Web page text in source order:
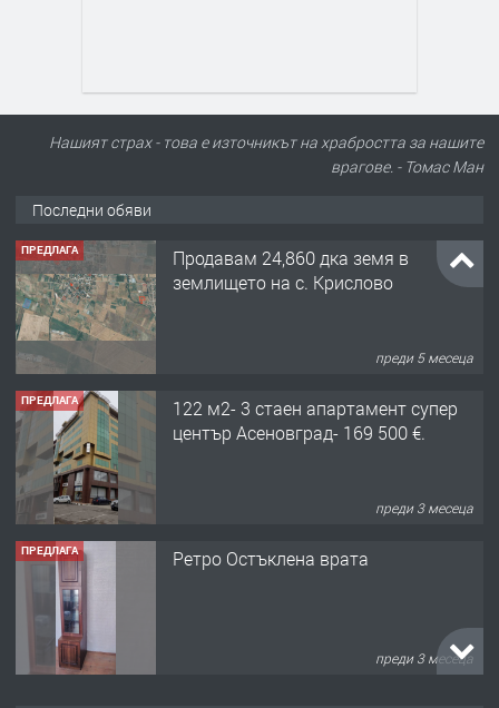
Нашият страх - това е източникът на храбростта за нашите
врагове. - Томас Ман
Последни обяви
ПРЕДЛАГА
Продавам 24,860 дка земя в
землището на с. Крислово
преди 5 месеца
ПРЕДЛАГА
122 м2- 3 стаен апартамент супер
център Асеновград- 169 500 €.
преди 3 месеца
ПРЕДЛАГА Ретро Остъклена врата
преди 3 месеца